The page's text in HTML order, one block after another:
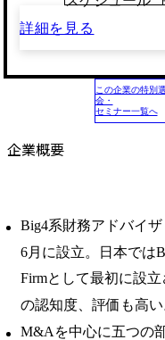
詳細を見る
この企業の特別
会・
セミナー一覧へ
企業概要
Big4系財務アドバイ
6月に設立。日本では
Firmとして最初に設
の認知度、評価も高い
M&Aを中心に五つの